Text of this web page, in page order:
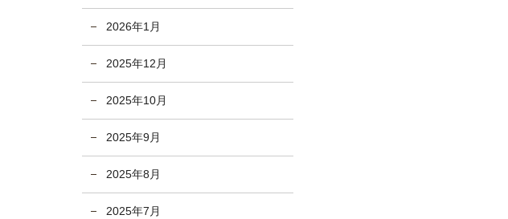
2026年1月
2025年12月
2025年10月
2025年9月
2025年8月
2025年7月